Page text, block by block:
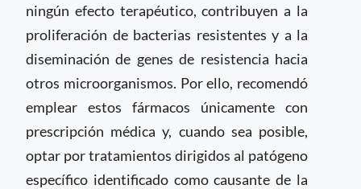
ningún efecto terapéutico, contribuyen a la
proliferación de bacterias resistentes y a la
diseminación de genes de resistencia hacia
otros microorganismos. Por ello, recomendó
emplear estos fármacos únicamente con
prescripción médica y, cuando sea posible,
optar por tratamientos dirigidos al patógeno
específico identificado como causante de la